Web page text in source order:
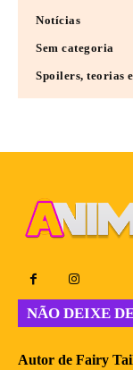
Notícias
Sem categoria
Spoilers, teorias
NÃO DEIXE
Autor de Fairy